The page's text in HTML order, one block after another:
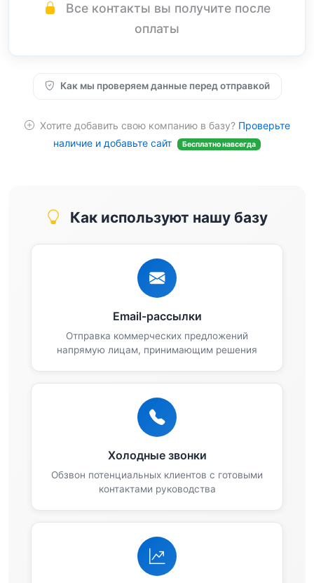
Все контакты вы получите после
оплаты
Как мы проверяем данные перед отправкой
Хотите добавить свою компанию в базу? Проверьте
наличие и добавьте сайт
Бесплатно навсегда
Как используют нашу базу
Email-рассылки
Отправка коммерческих предложений
напрямую лицам, принимающим решения
Холодные звонки
Обзвон потенциальных клиентов с готовыми
контактами руководства